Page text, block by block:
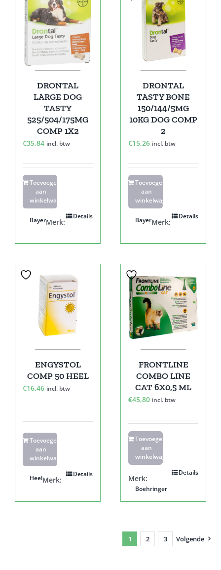
DRONTAL
LARGE DOG
TASTY
525/504/175MG
COMP 1X2
€35,84 incl. btw
Toevoegen
aan
winkelwagen
Details
Merk:
Bayer
DRONTAL
TASTY BONE
150/144/5MG
10KG DOG COMP
2
€15,26 incl. btw
Toevoegen
aan
winkelwagen
Details
Merk:
Bayer
ENGYSTOL
COMP 50 HEEL
€16,46 incl. btw
Toevoegen
aan
winkelwagen
Details
Merk:
Heel
FRONTLINE
COMBO LINE
CAT 6X0,5 ML
€45,80 incl. btw
Toevoegen
aan
winkelwagen
Details
Merk:
Boehringer
1 2 3 Volgende